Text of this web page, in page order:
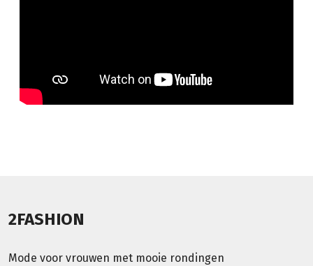
2FASHION
Mode voor vrouwen met mooie rondingen